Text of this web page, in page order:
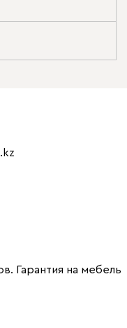
Гарантия на мебель